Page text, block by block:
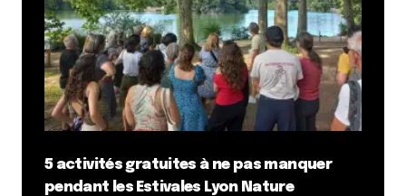
5 activités gratuites à ne pas manquer
pendant les Estivales Lyon Nature